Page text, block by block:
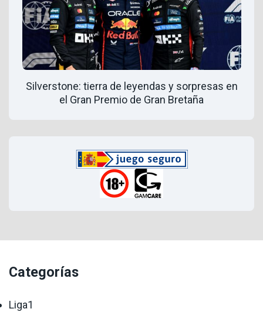
Silverstone: tierra de leyendas y sorpresas en
el Gran Premio de Gran Bretaña
Categorías
Liga1